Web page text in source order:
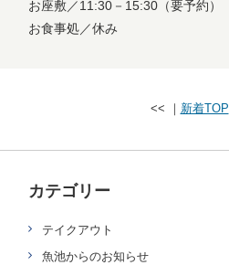
お座敷／11:30－15:30（要予約）
お食事処／休み
<< ｜ 新着TOP
カテゴリー
テイクアウト
魚池からのお知らせ